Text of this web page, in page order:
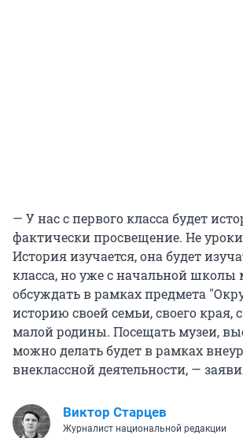
— У нас с первого класса будет
фактически просвещение. Не уроки
История изучается, она будет
класса, но уже с начальной
обсуждать в рамках предмета
историю своей семьи, своего края,
малой родины. Посещать музеи,
можно делать будет в рамках
внеклассной деятельности, —
Виктор Старцев
Журналист национальной редакции